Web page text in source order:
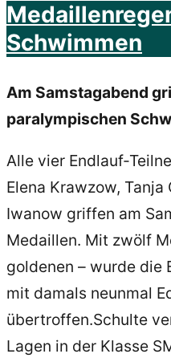
Schwimmen
Am Samstagabend
paralympischen
Alle vier Endlauf-
Elena Krawzow,
Iwanow griffen am
Medaillen. Mit zwölf
goldenen – wurde die
mit damals neunmal
übertroffen.Schulte
Lagen in der Klasse